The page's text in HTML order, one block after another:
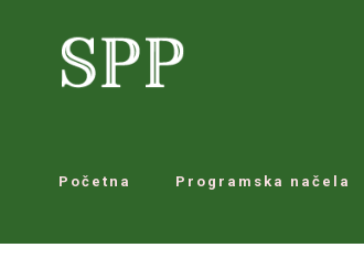
Početna Programska načela